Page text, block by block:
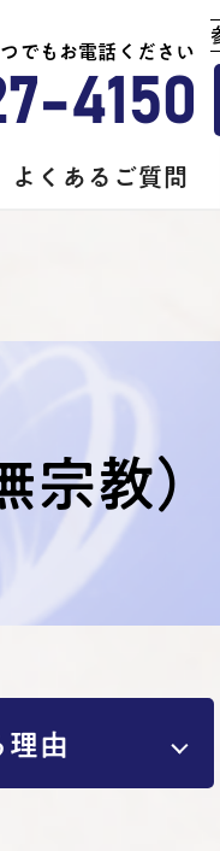
つでもお電話ください
4150
よくあるご質問
宗教）
理由